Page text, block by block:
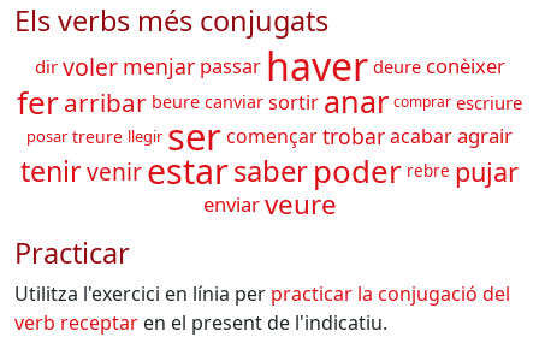
Els verbs més conjugats
dir voler menjar passar haver deure conèixer
ferarribar beure canviar sortir anar comprar escriure
posar treure llegir sercomençartrobaracabaragrair
tenirvenirestarsaberpoder rebre pujar
enviarveure
Practicar
Utilitza l'exercici en línia per practicar la conjugació del
verb receptar en el present de l'indicatiu.